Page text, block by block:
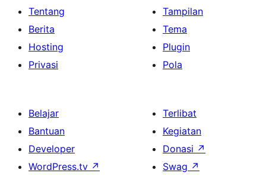
Tentang
Berita
Hosting
Privasi
Tampilan
Tema
Plugin
Pola
Belajar
Bantuan
Developer
WordPress.tv ↗
Terlibat
Kegiatan
Donasi ↗
Swag ↗